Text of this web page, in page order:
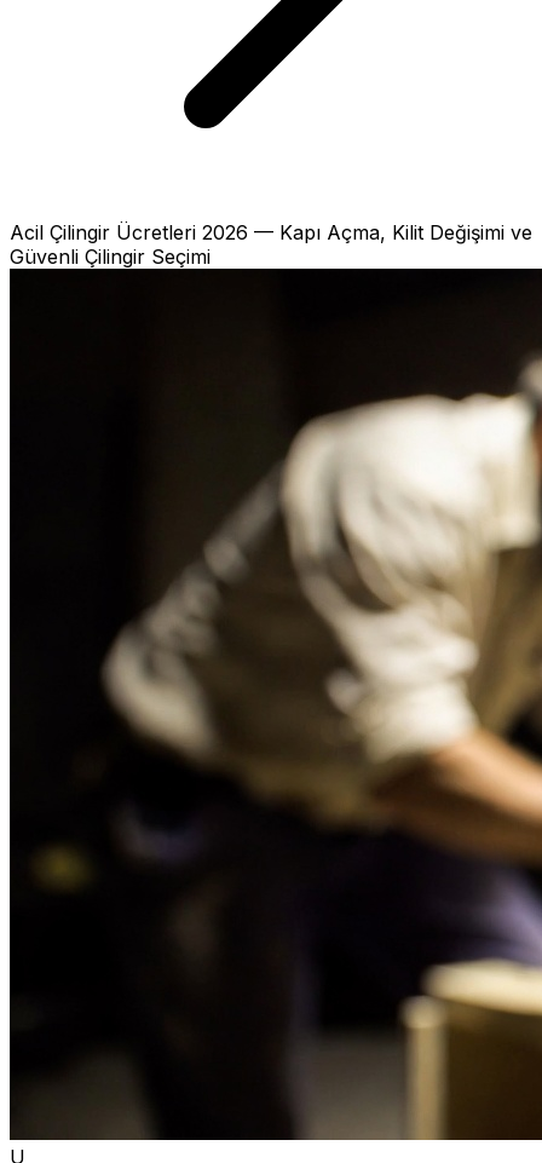
Acil Çilingir Ücretleri 2026 — Kapı Açma, Kilit Değişimi ve
Güvenli Çilingir Seçimi
U